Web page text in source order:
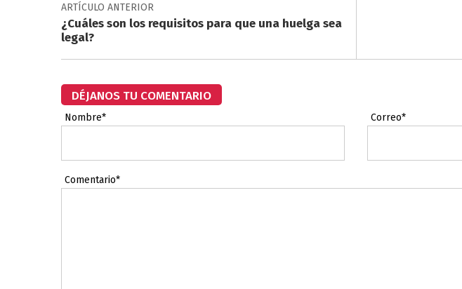
ARTÍCULO ANTERIOR
¿Cuáles son los requisitos para que una huelga sea
legal?
DÉJANOS TU COMENTARIO
Nombre* Correo*
Comentario*